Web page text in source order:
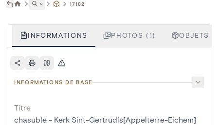
˅ 17182
INFORMATIONS PHOTOS (1) OBJETS
INFORMATIONS DE BASE
Titre
chasuble - Kerk Sint-Gertrudis[Appelterre-Eichem]